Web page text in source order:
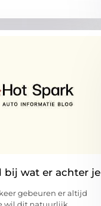
bij wat er achter je
gebeuren er altijd
wil dit natuurlijk